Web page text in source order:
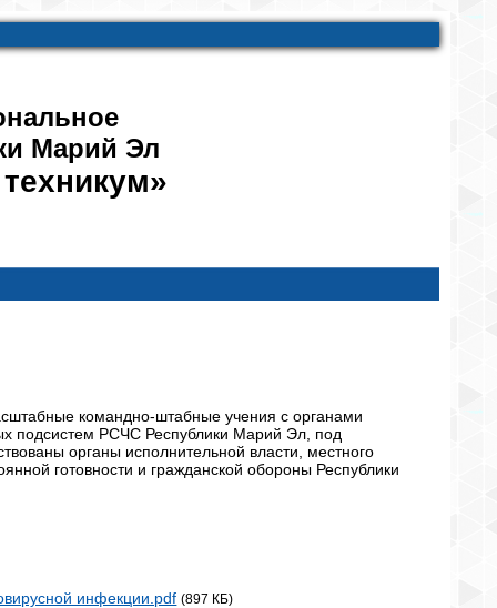
Марий Эл
командно-штабные учения с органами
подсистем РСЧС Республики Марий Эл, под
органы исполнительной власти, местного
готовности и гражданской обороны Республики
инфекции.pdf (897 КБ)